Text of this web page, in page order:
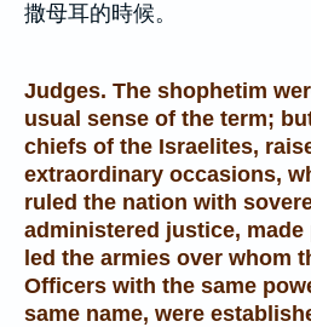
撒母耳的時候。
Judges. The shophetim
usual sense of the term;
chiefs of the Israelites,
extraordinary occasions,
ruled the nation with
administered justice, made
led the armies over whom
Officers with the same
same name, were